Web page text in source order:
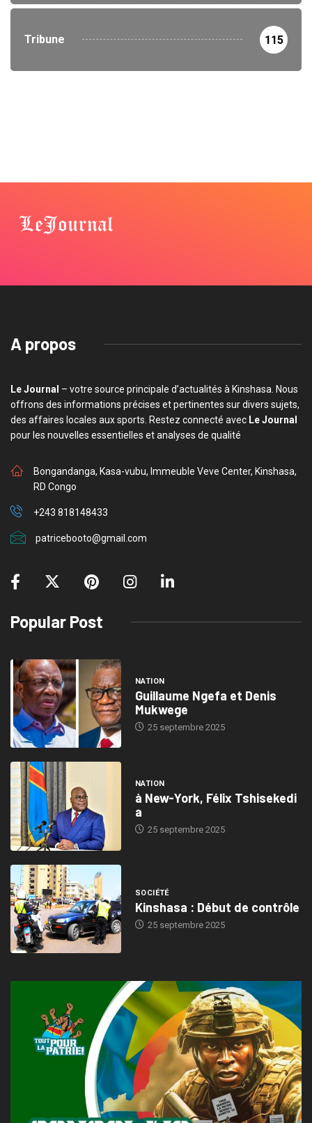
Tribune 115
A propos
Le Journal – votre source principale d’actualités à Kinshasa. Nous
offrons des informations précises et pertinentes sur divers sujets,
des affaires locales aux sports. Restez connecté avec Le Journal
pour les nouvelles essentielles et analyses de qualité
Bongandanga, Kasa-vubu, Immeuble Veve Center, Kinshasa,
RD Congo
+243 818148433
patricebooto@gmail.com
Popular Post
NATION
Guillaume Ngefa et Denis
Mukwege
25 septembre 2025
NATION
à New-York, Félix Tshisekedi
a
25 septembre 2025
SOCIÉTÉ
Kinshasa : Début de contrôle
25 septembre 2025